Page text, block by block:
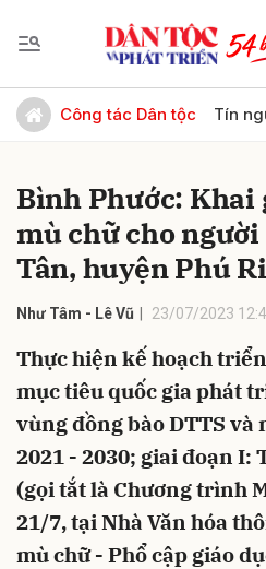
Công tác Dân tộc Tín
Bình Phước: Khai
mù chữ cho
Tân, huyện Phú
Như Tâm - Lê Vũ 23/07/2023
Thực hiện kế hoạch
mục tiêu quốc gia phát
vùng đồng bào DTTS
2021 - 2030; giai đoạn I:
(gọi tắt là Chương trình
21/7, tại Nhà Văn hóa
mù chữ - Phổ cập giáo
Gửi bình luận